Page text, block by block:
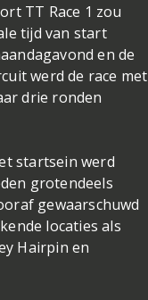
TT Race 1 zou
tijd van start
en de
werd de race met
drie ronden
startsein werd
grotendeels
gewaarschuwd
locaties als
Hairpin en